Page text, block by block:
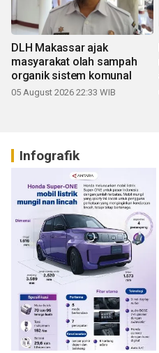
DLH Makassar ajak
masyarakat olah sampah
organik sistem komunal
05 August 2026 22:33 WIB
Infografik